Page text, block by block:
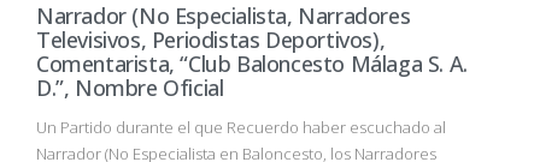
Narrador (No Especialista, Narradores
Televisivos, Periodistas Deportivos),
Comentarista, “Club Baloncesto Málaga S. A.
D.”, Nombre Oficial
Un Partido durante el que Recuerdo haber escuchado al
Narrador (No Especialista en Baloncesto, los Narradores